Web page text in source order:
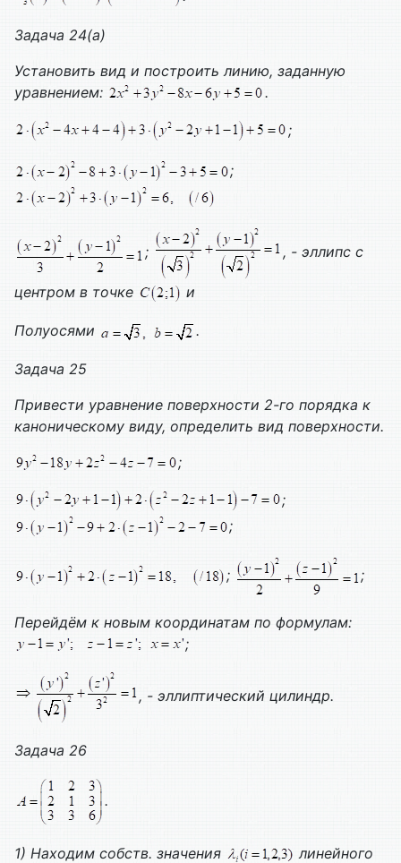
Задача 24(а)
Установить вид и построить линию, заданную
уравнением:
.
;
;
; , - эллипс с
центром в точке и
Полуосями .
Задача 25
Привести уравнение поверхности 2-го порядка к
каноническому виду, определить вид поверхности.
;
;
;
; ;
Перейдём к новым координатам по формулам:
;
, - эллиптический цилиндр.
Задача 26
.
1) Находим собств. значения линейного